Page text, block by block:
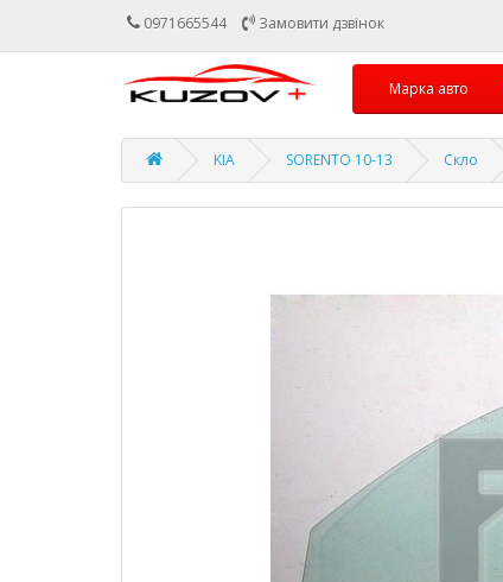
0971665544 Замовити дзвінок
Марка авто
KIA SORENTO 10-13 Скло